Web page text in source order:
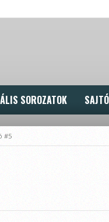
SOROZATOK
#5